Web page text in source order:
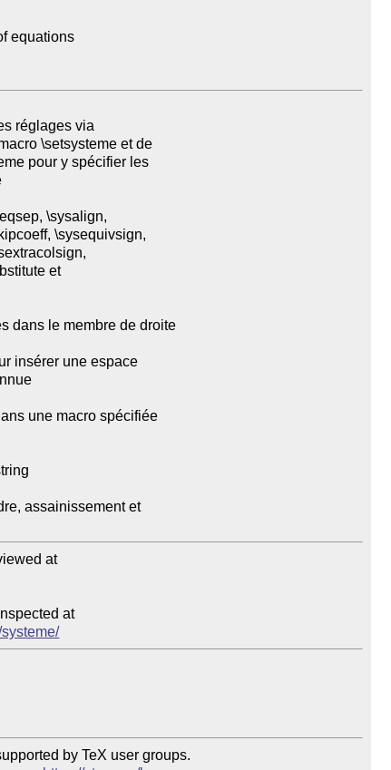
equations
at
at
by TeX user groups.